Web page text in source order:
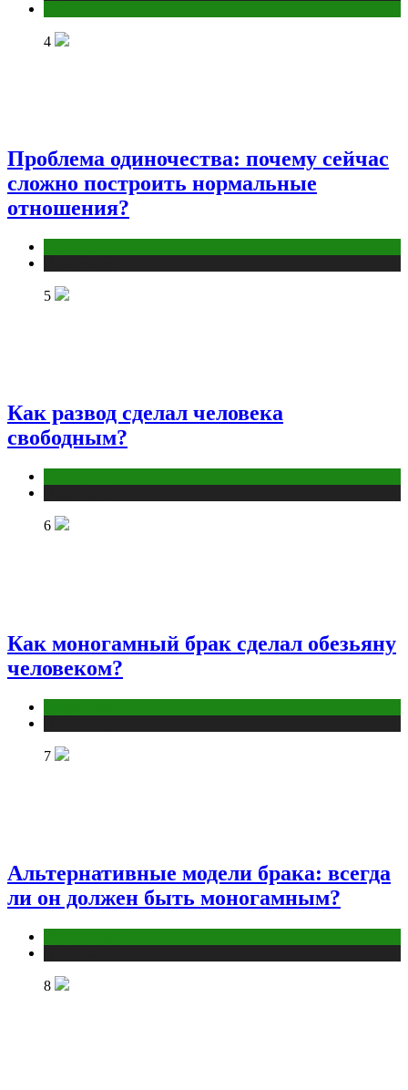
4
Проблема одиночества: почему сейчас
сложно построить нормальные
отношения?
5
Как развод сделал человека
свободным?
6
Как моногамный брак сделал обезьяну
человеком?
7
Альтернативные модели брака: всегда
ли он должен быть моногамным?
8